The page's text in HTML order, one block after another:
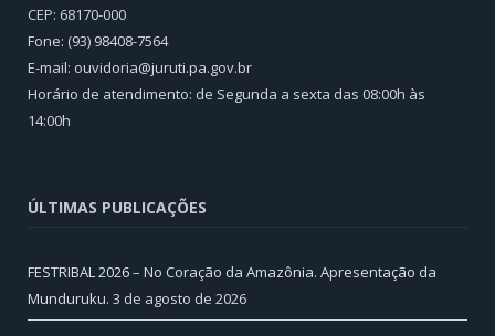
CEP: 68170-000
Fone: (93) 98408-7564
E-mail: ouvidoria@juruti.pa.gov.br
Horário de atendimento: de Segunda a sexta das 08:00h às
14:00h
ÚLTIMAS PUBLICAÇÕES
FESTRIBAL 2026 – No Coração da Amazônia. Apresentação da
Munduruku. 3 de agosto de 2026